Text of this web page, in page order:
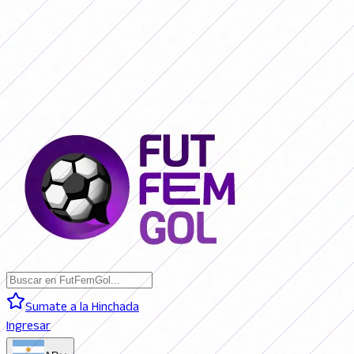
SAN LORENZO 0 - 0 BOCA JRS. (EN VIVO)RIVER PLATE 0 - 0
RACING (EN VIVO)
RACING 0 - 0 SAN LORENZO (FINAL)
BOCA JRS. 3
- 1 RIVER PLATE (FINAL)
BELGRANO 2 - 0 BANFIELD (FINAL)
SAN
LORENZO 0 - 0 BOCA JRS. (EN VIVO)
RIVER PLATE 0 - 0 RACING
(EN VIVO)
RACING 0 - 0 SAN LORENZO (FINAL)BOCA JRS. 3 - 1
RIVER PLATE (FINAL)
BELGRANO 2 - 0 BANFIELD (FINAL)
Sumate a la Hinchada
Ingresar